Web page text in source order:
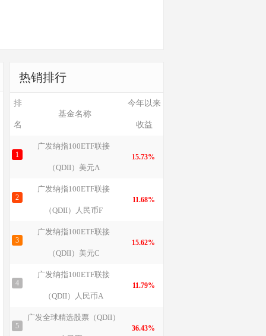
热销排行
排
名
基金名称
今年以来
收益
1
广发纳指100ETF联接
（QDII）美元A
15.73%
2
广发纳指100ETF联接
（QDII）人民币F
11.68%
3
广发纳指100ETF联接
（QDII）美元C
15.62%
4
广发纳指100ETF联接
（QDII）人民币A
11.79%
5
广发全球精选股票（QDII）
36.43%